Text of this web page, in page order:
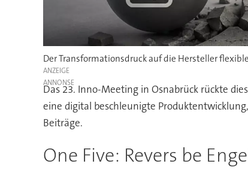
Der Transformationsdruck auf die Hersteller
ANZEIGE
Das 23. Inno-Meeting in Osnabrück rückte
eine digital beschleunigte
Beiträge.
One Five: Revers be